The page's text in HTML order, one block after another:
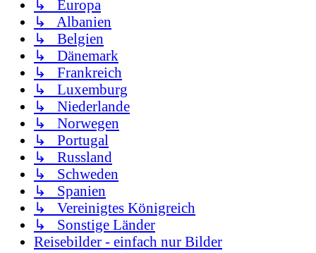
↳ Europa
↳ Albanien
↳ Belgien
↳ Dänemark
↳ Frankreich
↳ Luxemburg
↳ Niederlande
↳ Norwegen
↳ Portugal
↳ Russland
↳ Schweden
↳ Spanien
↳ Vereinigtes Königreich
↳ Sonstige Länder
Reisebilder - einfach nur Bilder